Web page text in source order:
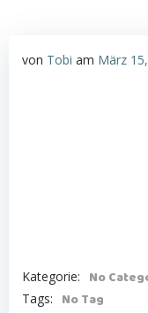
von Tobi am März
Kategorie: No
Tags: No Tag